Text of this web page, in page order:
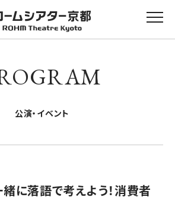
公演・イベント
に落語で考えよう！消費者